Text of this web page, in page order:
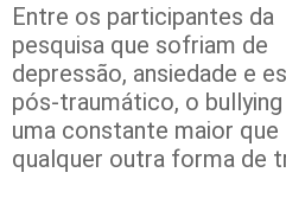
Entre os participantes da
pesquisa que sofriam de
depressão, ansiedade e
pós-traumático, o bullying
uma constante maior que
qualquer outra forma de